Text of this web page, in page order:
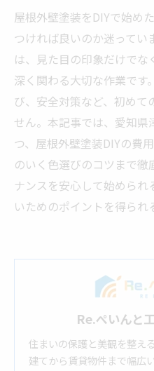
屋根外壁塗装をDIYで始め
つければ良いのか迷って
は、見た目の印象だけで
深く関わる大切な作業です
び、安全対策など、初めて
せん。本記事では、愛知
つ、屋根外壁塗装DIYの費
のいく色選びのコツまで徹
ナンスを安心して始めら
いためのポイントを得られ
Re.ぺいんと
住まいの保護と美観を整え
建てから賃貸物件まで幅広